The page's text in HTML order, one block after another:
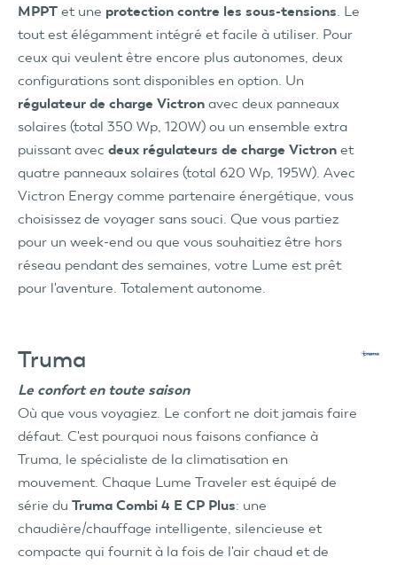
MPPTet une protection contre les sous-tensions. Le
tout est élégamment intégré et facile à utiliser. Pour
ceux qui veulent être encore plus autonomes, deux
configurations sont disponibles en option. Un
régulateur de charge Victronavec deux panneaux
solaires (total 350 Wp, 120W) ou un ensemble extra
puissant avec deux régulateurs de charge Victronet
quatre panneaux solaires (total 620 Wp, 195W). Avec
Victron Energy comme partenaire énergétique, vous
choisissez de voyager sans souci. Que vous partiez
pour un week-end ou que vous souhaitiez être hors
réseau pendant des semaines, votre Lume est prêt
pour l'aventure. Totalement autonome.
Truma
Le confort en toute saison
Où que vous voyagiez. Le confort ne doit jamais faire
défaut. C'est pourquoi nous faisons confiance à
Truma, le spécialiste de la climatisation en
mouvement. Chaque Lume Traveler est équipé de
série du Truma Combi 4 E CP Plus: une
chaudière/chauffage intelligente, silencieuse et
compacte qui fournit à la fois de l'air chaud et de